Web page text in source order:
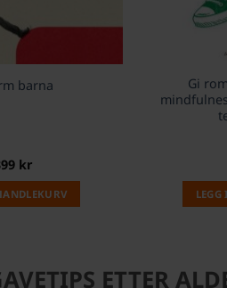
barna
kr
Gi
ETTER